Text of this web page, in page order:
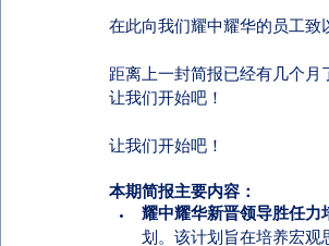
在此向我们耀中耀华的员工致
距离上一封简报已经有几个
让我们开始吧！
让我们开始吧！
本期简报主要内容：
耀中耀华新晋领导胜任力
划。该计划旨在培养宏观